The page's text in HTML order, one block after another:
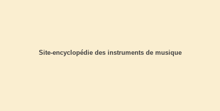
Site-encyclopédie des instruments de musique